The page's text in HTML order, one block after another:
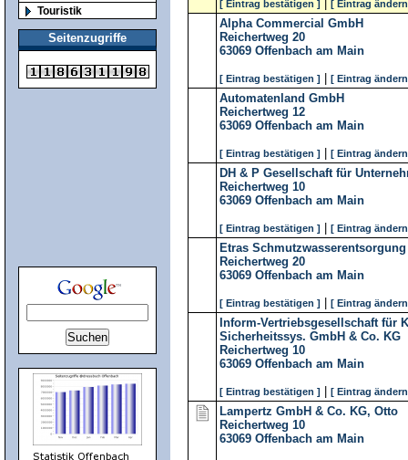
Touristik
Seitenzugriffe
[ Eintrag bestätigen ] [ Eintrag
Alpha Commercial GmbH
Reichertweg 20
63069 Offenbach am Main
[ Eintrag bestätigen ] [ Eintrag
Automatenland GmbH
Reichertweg 12
63069 Offenbach am Main
[ Eintrag bestätigen ] [ Eintrag
DH & P Gesellschaft für
Reichertweg 10
63069 Offenbach am Main
[ Eintrag bestätigen ] [ Eintrag
Etras
Reichertweg 20
63069 Offenbach am Main
[ Eintrag bestätigen ] [ Eintrag
Inform-Vertriebsgesellschaft für
Sicherheitssys. GmbH & Co. KG
Reichertweg 10
63069 Offenbach am Main
[ Eintrag bestätigen ] [ Eintrag
Lampertz GmbH & Co. KG, Otto
Reichertweg 10
63069 Offenbach am Main